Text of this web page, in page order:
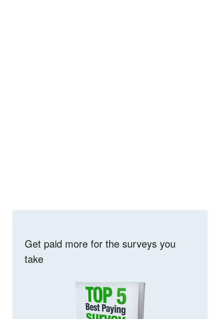
Get paid more for the surveys you
take